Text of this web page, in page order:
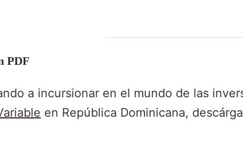
PDF
a incursionar en el mundo de las
en República Dominicana,